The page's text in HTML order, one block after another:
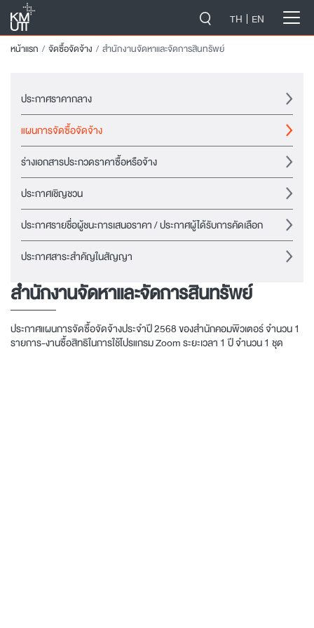
TH EN
หน้าแรก จัดซื้อจัดจ้าง สำนักงานจัดหาและจัดการสินทรัพย์
ประกาศราคากลาง
แผนการจัดซื้อจัดจ้าง
ร่างเอกสารประกวดราคาซื้อหรือจ้าง
ประกาศเชิญชวน
ประกาศรายชื่อผู้ชนะการเสนอราคา / ประกาศผู้ได้รับการคัดเลือก
ประกาศสาระสำคัญในสัญญา
สำนักงานจัดหาและจัดการสินทรัพย์
ประกาศแผนการจัดซื้อจัดจ้างประจำปี 2568 ของสำนักคอมพิวเตอร์ จำนวน 1
รายการ-งานซื้อสิทธิในการใช้โปรแกรม Zoom ระยะเวลา 1 ปี จำนวน 1 ชุด